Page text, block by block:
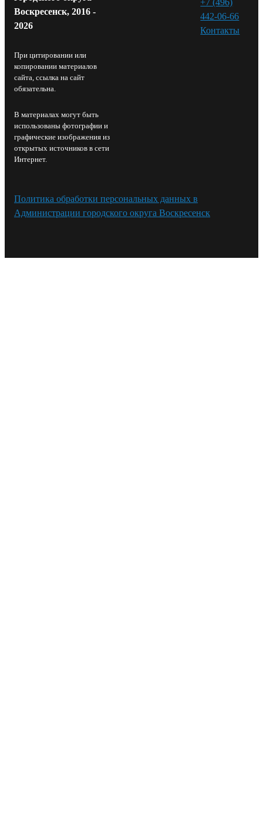
Воскресенск, 2016 -
2026
При цитировании или
копировании материалов
сайта, ссылка на сайт
обязательна.
В материалах могут быть
использованы фотографии и
графические изображения из
открытых источников в сети
Интернет.
442-06-66
Контакты⁠
Политика обработки персональных данных в
Администрации городского округа Воскресенск